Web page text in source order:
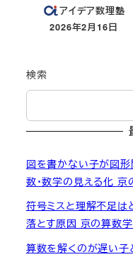
アイデア数理塾
投稿日
2026年2月16日
検索
図を書かない子が図
数・数学の見える化
符号ミスと理解不足
落とす原因 京の算数
算数を解くのが遅い子